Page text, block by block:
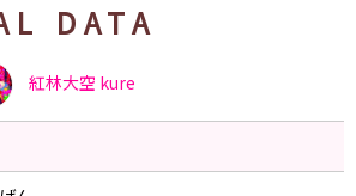
DATA
紅林大空 kure